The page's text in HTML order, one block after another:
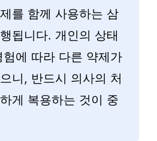
를 함께 사용하는 삼
됩니다. 개인의 상태
에 따라 다른 약제가
니, 반드시 의사의 처
게 복용하는 것이 중